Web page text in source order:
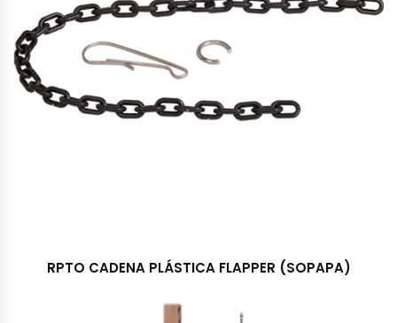
RPTO CADENA PLÁSTICA FLAPPER (SOPAPA)